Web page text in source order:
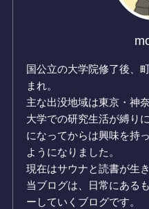
国公立の大学院修了後、
まれ。
主な出没地域は東京・神
大学での研究生活が縛り
になってからは興味を持
ようになりました。
現在はサウナと読書が生き
当ブログは、日常にある
ーしていくブログです。